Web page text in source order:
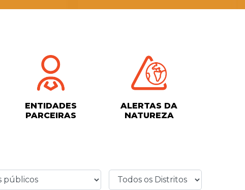
ENTIDADES
PARCEIRAS
ALERTAS DA
NATUREZA